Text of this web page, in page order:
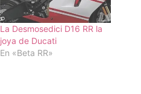
La Desmosedici D16 RR la
joya de Ducati
En «Beta RR»